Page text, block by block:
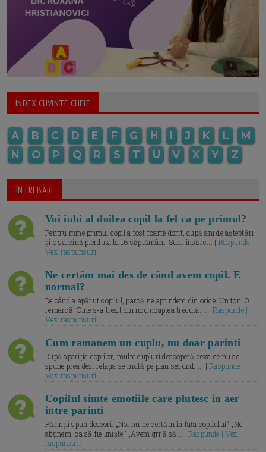
INDEX CUVINTE CHEIE
A B C D E F G H I J K L
M
N
O P Q R S T U V X Y Z
ÎNTREBARI
Voi iubi al doilea copil la fel ca pe primul?
Pentru mine primul copil a fost foarte dorit, după ani de așteptări
și o sarcină pierduta la 16 săptămâni. Sunt însărc... | Raspunde |
Vezi raspunsuri
Ne certăm mai des de când avem copil. E
normal?
De când a apărut copilul, parcă ne aprindem din orice. Un ton. O
remarcă. Cine s-a trezit din nou noaptea trecuta.... |Raspunde |
Vezi raspunsuri
Cum ramanem un cuplu, nu doar parinti
După apariția copiilor, multe cupluri descoperă ceva ce nu se
spune prea des: relația se mută pe plan secund. ... |Raspunde |
Vezi raspunsuri
Copilul simte emotiile care plutesc in aer
intre parinti
Părinții spun deseori: „Noi nu ne certăm în fața copilului.” „Ne
abținem, ca să fie liniște.” „Avem grijă să... | Raspunde | Vezi
raspunsuri